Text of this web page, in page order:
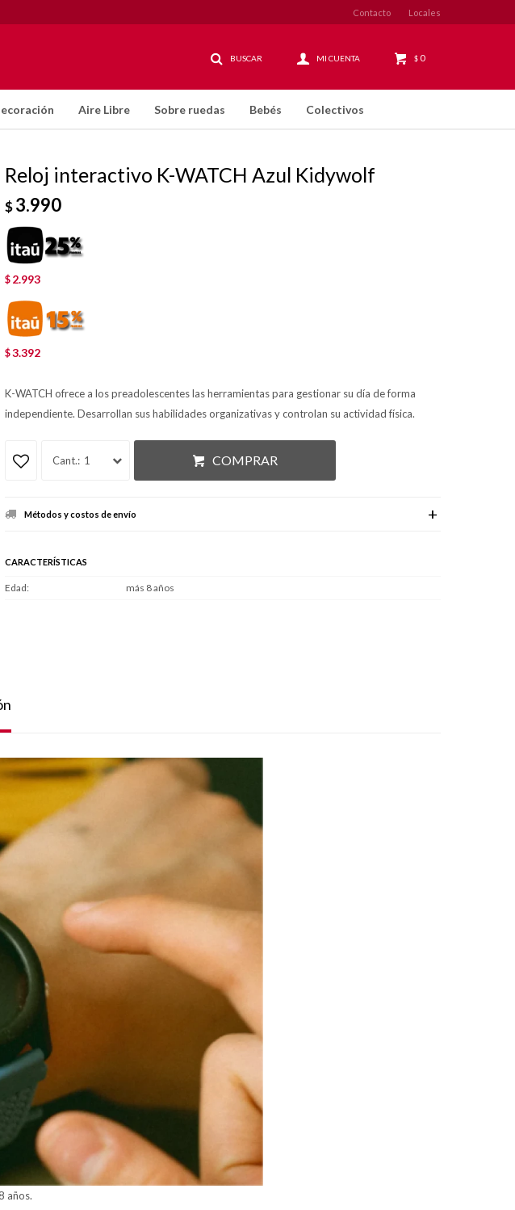
Aire Libre Sobre ruedas Bebés Colectivos
$ 0
Contacto Locales
Reloj interactivo K-WATCH Azul Kidywolf
$3.990
$ 2.993
$3.392
K-WATCH ofrece a los preadolescentes las herramientas para gestionar su día de forma
independiente. Desarrollan sus habilidades organizativas y controlan su actividad física.
1 COMPRAR
Métodos y costos de envío
CARACTERÍSTICAS
Edad más 8 años
años.